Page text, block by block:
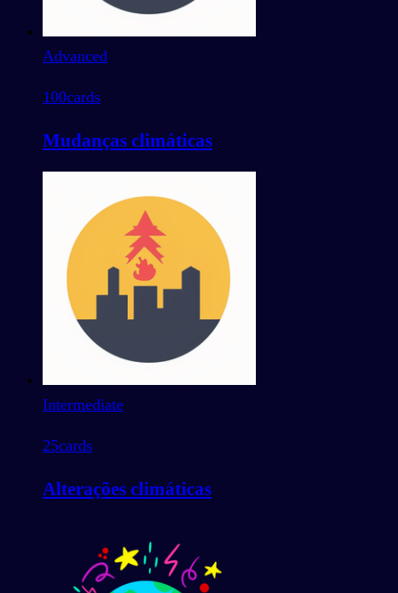
Advanced
100cards
Mudanças climáticas
Intermediate
25cards
Alterações climáticas